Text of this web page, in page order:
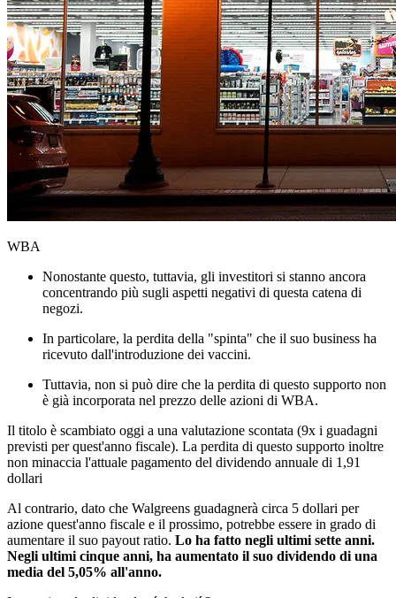
WBA
Nonostante questo, tuttavia, gli investitori si stanno ancora
concentrando più sugli aspetti negativi di questa catena di
negozi.
In particolare, la perdita della "spinta" che il suo business ha
ricevuto dall'introduzione dei vaccini.
Tuttavia, non si può dire che la perdita di questo supporto non
è già incorporata nel prezzo delle azioni di WBA.
Il titolo è scambiato oggi a una valutazione scontata (9x i guadagni
previsti per quest'anno fiscale). La perdita di questo supporto inoltre
non minaccia l'attuale pagamento del dividendo annuale di 1,91
dollari
Al contrario, dato che Walgreens guadagnerà circa 5 dollari per
azione quest'anno fiscale e il prossimo, potrebbe essere in grado di
aumentare il suo payout ratio. Lo ha fatto negli ultimi sette anni.
Negli ultimi cinque anni, ha aumentato il suo dividendo di una
media del 5,05% all'anno.